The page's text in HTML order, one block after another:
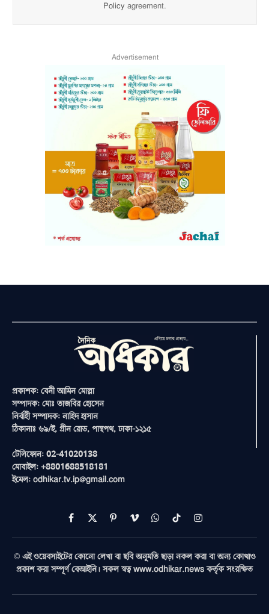
Policy agreement.
Advertisement
প্রকাশক: বেনী আমিন মোল্লা
সম্পাদক: মোঃ তাজবির হোসেন
নির্বাহী সম্পাদক: নাহিদ হাসান
ঠিকানাঃ ৬৯/ই, গ্রীন রোড, পান্থপথ, ঢাকা-১২১৫
টেলিফোন: 02-41020138
মোবাইল: +8801688518181
ইমেল: odhikar.tv.ip@gmail.com
Facebook
X
(Twitter)
PinterestVimeoWhatsAppTikTokInstagram
© এই ওয়েবসাইটের কোনো লেখা বা ছবি অনুমতি ছাড়া নকল করা বা অন্য কোথাও
প্রকাশ করা সম্পূর্ণ বেআইনি। সকল স্বত্ব www.odhikar.news কর্তৃক সংরক্ষিত